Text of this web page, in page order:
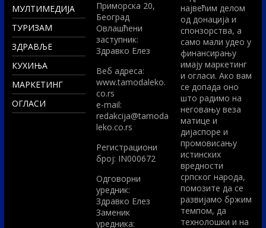
МУЛТИМЕДИЈА
ТУРИЗАМ
ЗДРАВЉЕ
КУХИЊА
МАРКЕТИНГ
ОГЛАСИ
Приморска 20,
Београд
Овлашћени
заступник:
Здравко Елез
Вeб адреса:
www.tamodaleko.
co.rs
e-mail:
redakcija@tamoda
leko.co.rs
Регистрациони
број: IN000672
Одговорни
уредник:
Здравко Елез
Заменик
уредника:
највећим делом
од донација и
спонзорства, а
само мали удео у
финансирању
имају маркетинг
и огласи. Ако вам
се допада оно
што радимо на
неговању веза
матице и
дијаспоре и
промовисању
истинских
вредности
српског народа,
помозите да се
развијамо бржим
темпом, да
технолошки и на